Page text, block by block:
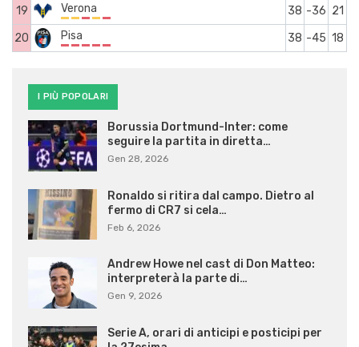
19
Verona 38 -36 21
20
Pisa 38 -45 18
I PIÙ POPOLARI
Borussia Dortmund-Inter: come
seguire la partita in diretta…
Gen 28, 2026
Ronaldo si ritira dal campo. Dietro al
fermo di CR7 si cela…
Feb 6, 2026
Andrew Howe nel cast di Don Matteo:
interpreterà la parte di…
Gen 9, 2026
Serie A, orari di anticipi e posticipi per